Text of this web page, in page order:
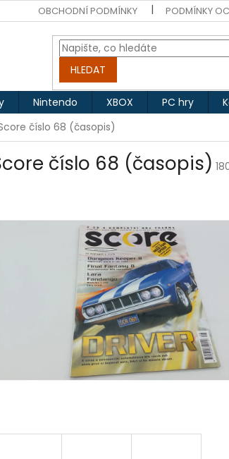
OBCHODNÍ PODMÍNKY PODMÍNKY
HLEDAT
Nintendo XBOX PC hry
číslo 68 (časopis)
číslo 68 (časopis)